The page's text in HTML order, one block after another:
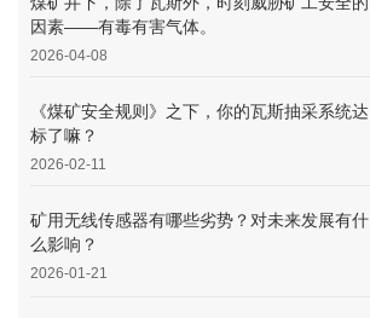
因素——有毒有害气体。
2026-04-08
《煤矿安全规则》之下，你的瓦斯抽采系统达
标了嘛？
2026-02-11
矿用无线传感器有哪些劣势？对未来发展有什
么影响？
2026-01-21